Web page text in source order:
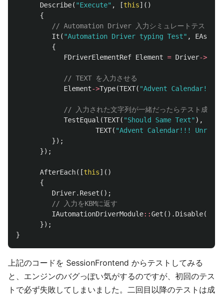
Describe( "Execute" , [this]()
{
// Automation Driver 入力シミュレートテスト
It ( "Automation Driver typing Test" ,
{
FDriverElementRef Element = Driver->
// TEXT を入力させる
Element->Type(TEXT( "Advent Calendar!!!
// 入力された文字列が一緒だったらテスト成功
TestEqual (TEXT( "Should Same Text" ),
TEXT( "Advent Calendar!!!
});
});
AfterEach([this]()
{
Driver. Reset ();
// 入力をKBMに返す
IAutomationDriverModule::Get (). Disable();
});
}
上記のコードを SessionFrontend からテストしてみる
と、エンジンのバグっぽい気がするのですが、初回のテス
トで必ず失敗してしまいました。二回目以降のテストは成